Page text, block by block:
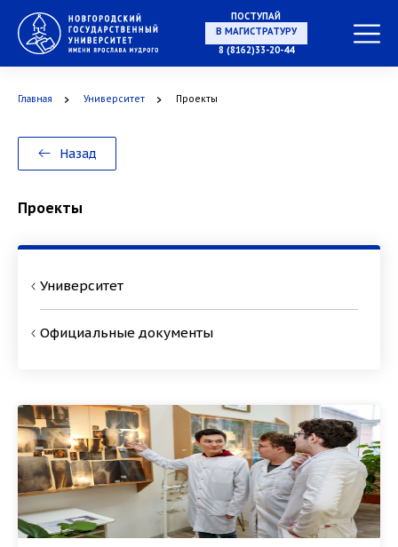
ПОСТУПАЙ
В МАГИСТРАТУРУ
8 (8162)33-20-44
Главная Университет Проекты
Назад
Проекты
Университет
Официальные документы